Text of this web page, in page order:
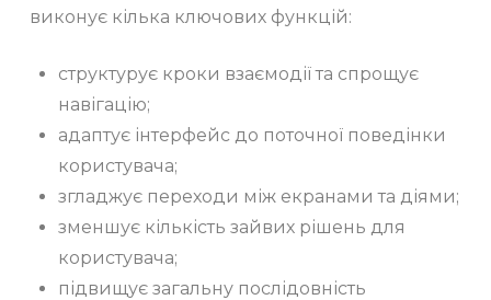
виконує кілька ключових функцій:
структурує кроки взаємодії та спрощує
навігацію;
адаптує інтерфейс до поточної поведінки
користувача;
згладжує переходи між екранами та діями;
зменшує кількість зайвих рішень для
користувача;
підвищує загальну послідовність